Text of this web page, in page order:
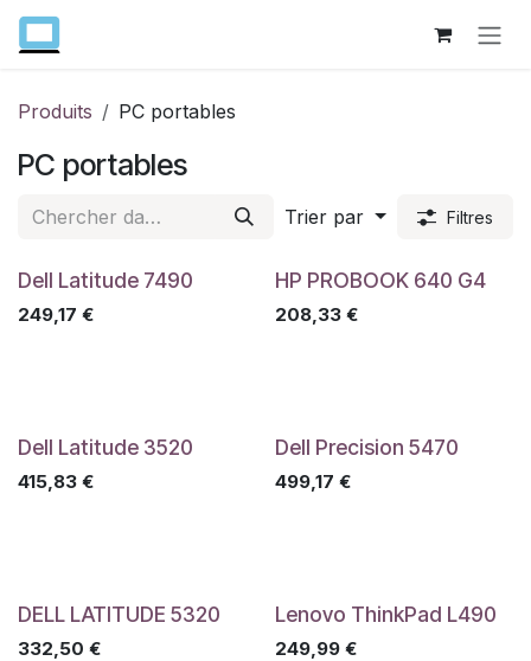
Se rendre au contenu
Produits PC portables
PC portables
Trier par Filtres
Dell Latitude 7490
249,17 €
HP PROBOOK 640 G4
208,33€
Dell Latitude 3520
415,83 €
Dell Precision 5470
499,17 €
DELL LATITUDE 5320
332,50 €
Lenovo ThinkPad L490
249,99€